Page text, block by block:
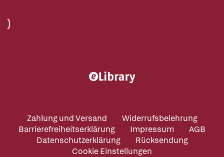
Zahlung und Versand
Widerrufsbelehrung
Barrierefreiheitserklärung
Impressum
AGB
Datenschutzerklärung
Rücksendung
Cookie Einstellungen